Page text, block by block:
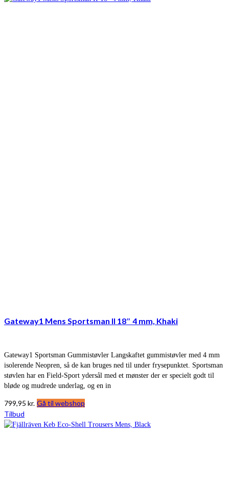
Gateway1 Mens Sportsman II 18″ 4 mm, Khaki
Gateway1 Sportsman Gummistøvler Langskaftet gummistøvler med 4 mm
isolerende Neopren, så de kan bruges ned til under frysepunktet. Sportsman
støvlen har en Field-Sport ydersål med et mønster der er specielt godt til
bløde og mudrede underlag, og en in
799,95 kr. Gå til webshop
Tilbud